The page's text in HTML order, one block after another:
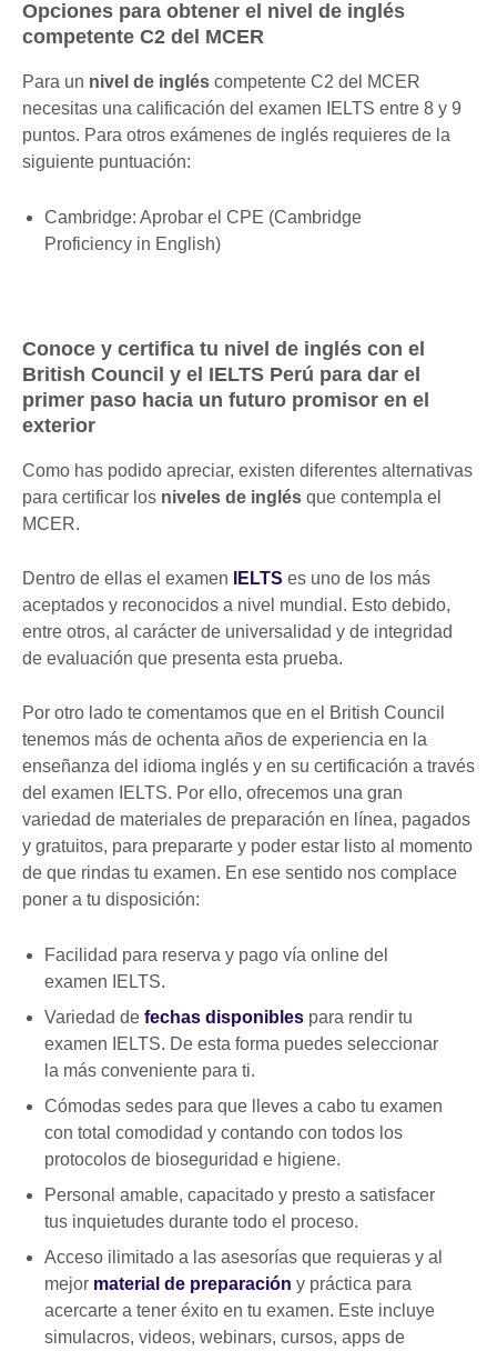
Opciones para obtener el nivel de inglés
competente C2 del MCER
Para un nivel de inglés competente C2 del MCER
necesitas una calificación del examen IELTS entre 8 y 9
puntos. Para otros exámenes de inglés requieres de la
siguiente puntuación:
Cambridge: Aprobar el CPE (Cambridge
Proficiency in English)
Conoce y certifica tu nivel de inglés con el
British Council y el IELTS Perú para dar el
primer paso hacia un futuro promisor en el
exterior
Como has podido apreciar, existen diferentes alternativas
para certificar los niveles de inglés que contempla el
MCER.
Dentro de ellas el examen IELTS es uno de los más
aceptados y reconocidos a nivel mundial. Esto debido,
entre otros, al carácter de universalidad y de integridad
de evaluación que presenta esta prueba.
Por otro lado te comentamos que en el British Council
tenemos más de ochenta años de experiencia en la
enseñanza del idioma inglés y en su certificación a través
del examen IELTS. Por ello, ofrecemos una gran
variedad de materiales de preparación en línea, pagados
y gratuitos, para prepararte y poder estar listo al momento
de que rindas tu examen. En ese sentido nos complace
poner a tu disposición:
Facilidad para reserva y pago vía online del
examen IELTS.
Variedad de fechas disponibles para rendir tu
examen IELTS. De esta forma puedes seleccionar
la más conveniente para ti.
Cómodas sedes para que lleves a cabo tu examen
con total comodidad y contando con todos los
protocolos de bioseguridad e higiene.
Personal amable, capacitado y presto a satisfacer
tus inquietudes durante todo el proceso.
Acceso ilimitado a las asesorías que requieras y al
mejor material de preparación y práctica para
acercarte a tener éxito en tu examen. Este incluye
simulacros, videos, webinars, cursos, apps de